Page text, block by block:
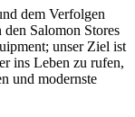
dem Verfolgen
Salomon Stores
unser Ziel ist
ins Leben zu rufen,
und modernste